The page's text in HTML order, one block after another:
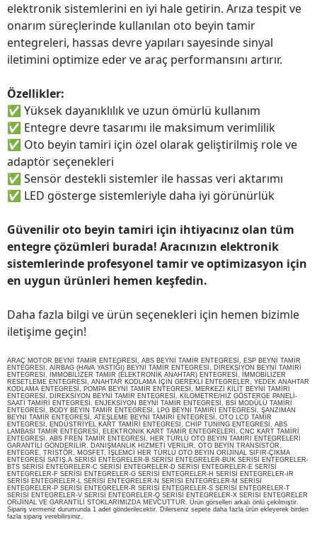
elektronik sistemlerini en iyi hale getirin. Arıza tespit ve
onarım süreçlerinde kullanılan oto beyin tamir
entegreleri, hassas devre yapıları sayesinde sinyal
iletimini optimize eder ve araç performansını artırır.
Özellikler:
✅ Yüksek dayanıklılık ve uzun ömürlü kullanım
✅ Entegre devre tasarımı ile maksimum verimlilik
✅ Oto beyin tamiri için özel olarak geliştirilmiş role ve
adaptör seçenekleri
✅ Sensör destekli sistemler ile hassas veri aktarımı
✅ LED gösterge sistemleriyle daha iyi görünürlük
Güvenilir oto beyin tamiri için ihtiyacınız olan tüm
entegre çözümleri burada! Aracınızın elektronik
sistemlerinde profesyonel tamir ve optimizasyon için
en uygun ürünleri hemen keşfedin.
Daha fazla bilgi ve ürün seçenekleri için hemen bizimle
iletişime geçin!
ARAÇ MOTOR BEYNİ TAMİR ENTEGRESİ, ABS BEYNİ TAMİR ENTEGRESİ, ESP BEYNİ TAMİR
ENTEGRESİ, AİRBAG (HAVA YASTIĞI) BEYNİ TAMİR ENTEGRESİ, DİREKSİYON BEYNİ TAMİRİ
ENTEGRESİ, İMMOBİLİZER TAMİR (ELEKTRONİK ANAHTAR) ENTEGRESİ, İMMOBİLİZER
RESETLEME ENTEGRESİ, ANAHTAR KODLAMA İÇİN GEREKLİ ENTEGRELER, YEDEK ANAHTAR
KODLAMA ENTEGRESİ, POMPA BEYNİ TAMİR ENTEGRESİ, MERKEZİ KİLİT BEYNİ TAMİRİ
ENTEGRESİ, DİREKSİYON BEYNİ TAMİR ENTEGRESİ, KİLOMETRE/HIZ GÖSTERGE PANELİ-
SAATİ TAMİRİ ENTEGRESİ, ENJEKSİYON BEYNİ TAMİR ENTEGRESİ, BSİ MODÜLÜ TAMİRİ
ENTEGRESİ, BODY BEYİN TAMİR ENTEGRESİ, LPG BEYNİ TAMİRİ ENTEGRESİ, ŞANZIMAN
BEYNİ TAMİR ENTEGRESİ, ATEŞLEME BEYNİ TAMİRİ ENTEGRESİ, OTO LCD TAMİR
ENTEGRESİ, ENDÜSTRİYEL KART TAMİRİ ENTEGRESİ, CHİP TUNİNG ENTEGRESİ, ABS
LAMBASI TAMİR ENTEGRESİ, ELEKTRONİK KART TAMİR ENTEGRELERİ, CNC KART TAMİRİ
ENTEGRESİ, ABS FREN TAMİR ENTEGRESİ, HER TÜRLÜ OTO BEYİN TAMİRİ ENTEGRELERİ
GARANTİLİ GÖNDERİLİR. DANIŞMANLIK HİZMETİ VERİLİR, OTO BEYİN TRANSİSTÖR,
ENTEGRE, TRİSTÖR, MOSFET, İŞLEMCİ HER TÜRLÜ OTO BEYİN ORİJİNAL SIFIR-ÇIKMA
ENTEGRESİ SATIŞ.A SERİSİ ENTEGRELER-B SERİSİ ENTEGRELER-BUK SERİSİ ENTEGRELER-
BTS SERİSİ ENTEGRELER-C SERİSİ ENTEGRELER-D SERİSİ ENTEGRELER-E SERİSİ
ENTEGRELER-F SERİSİ ENTEGRELER-G SERİSİ ENTEGRELER-H SERİSİ ENTEGRELER-IR
SERİSİ ENTEGRELER-L SERİSİ ENTEGRELER-N SERİSİ ENTEGRELER-M SERİSİ
ENTEGRELER-P SERİSİ ENTEGRELER-R SERİSİ ENTEGRELER-S SERİSİ ENTEGRELER-T
SERİSİ ENTEGRELER-V SERİSİ ENTEGRELER-Q SERİSİ ENTEGRELER-X SERİSİ ENTEGRELER
ORiJİNAL VE GARANTİLİ STOKLARIMIZDA MEVCUTTUR. Ürün görselleri arkalı önlü çekilmiştir.
Sipariş vermeniz durumunda 1 adet gönderilecektir. Dilerseniz sepete daha fazla ürün ekleyerek birden
fazla sipariş verebilirsiniz.